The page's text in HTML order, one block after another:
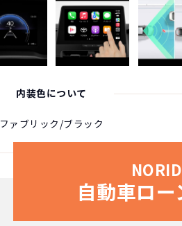
内装色について
ファブリック/ブラック
自動車ロ